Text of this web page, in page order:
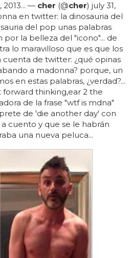
2013... — cher (@cher) july 31,
en twitter: la dinosauria del
del pop unas palabras
la belleza del "icono"... de
lo maravilloso que es que los
de twitter: ¿qué opinas
a madonna? porque, un
en estas palabras, ¿verdad?...
forward thinking,ear 2 the
de la frase "wtf is mdna"
de 'die another day' con
cuento y que se le habrán
una nueva peluca...